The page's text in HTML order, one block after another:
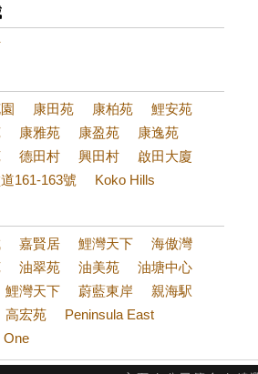
康田苑 康柏苑
鯉安苑
康雅苑 康盈苑
康逸苑
德田村 興田村
啟田大廈
161-163號
Koko Hills
嘉賢居 鯉灣天下
海傲灣
油翠苑 油美苑
油塘中心
鯉灣天下 蔚藍東岸
親海駅
高宏苑
Peninsula East
One